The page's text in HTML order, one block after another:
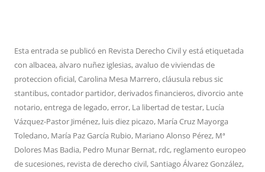
Esta entrada se publicó en Revista Derecho Civily está etiquetada
con albacea,alvaro nuñez iglesias,avaluo de viviendas de
proteccion oficial,Carolina Mesa Marrero,cláusula rebus sic
stantibus,contador partidor,derivados financieros,divorcio ante
notario,entrega de legado,error, La libertad de testar, Lucía
Vázquez-Pastor Jiménez, luis diez picazo, María Cruz Mayorga
Toledano, María Paz García Rubio, Mariano Alonso Pérez, Mª
Dolores Mas Badia, Pedro Munar Bernat, rdc, reglamento europeo
de sucesiones, revista de derecho civil,Santiago Álvarez González,